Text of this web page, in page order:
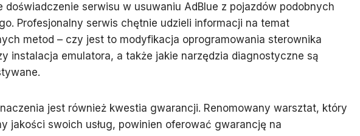
doświadczenie serwisu w usuwaniu AdBlue z pojazdów podobnych
Profesjonalny serwis chętnie udzieli informacji na temat
metod – czy jest to modyfikacja oprogramowania sterownika
instalacja emulatora, a także jakie narzędzia diagnostyczne są
jest również kwestia gwarancji. Renomowany warsztat, który
jakości swoich usług, powinien oferować gwarancję na